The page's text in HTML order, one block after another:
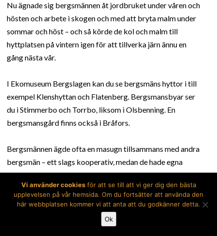
Nu ägnade sig bergsmännen åt jordbruket under våren och
hösten och arbete i skogen och med att bryta malm under
sommar och höst – och så körde de kol och malm till
hyttplatsen på vintern igen för att tillverka järn ännu en
gång nästa vår.
I Ekomuseum Bergslagen kan du se bergsmäns hyttor i till
exempel Klenshyttan och Flatenberg. Bergsmansbyar ser
du i Stimmerbo och Torrbo, liksom i Olsbenning. En
bergsmansgård finns också i Bråfors.
Bergsmännen ägde ofta en masugn tillsammans med andra
bergsmän – ett slags kooperativ, medan de hade egna
gårdar, gruvor och skog.
Senare kom brukspatronerna, som ofta var ensamma
ägare till en industri med både hytta och smedja och de
anställde folk som arbetade åt dem på bruken där de
byggde herrgårdar, och arbetarbostäder åt sig själva och
Vi använder cookiesför att se till att vi ger dig den bästa
upplevelsen på vår hemsida. Om du fortsätter att använda den
här webbplatsen kommer vi att anta att du godkänner detta.
Ok